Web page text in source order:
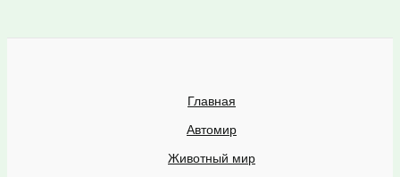
Главная
Автомир
Животный мир